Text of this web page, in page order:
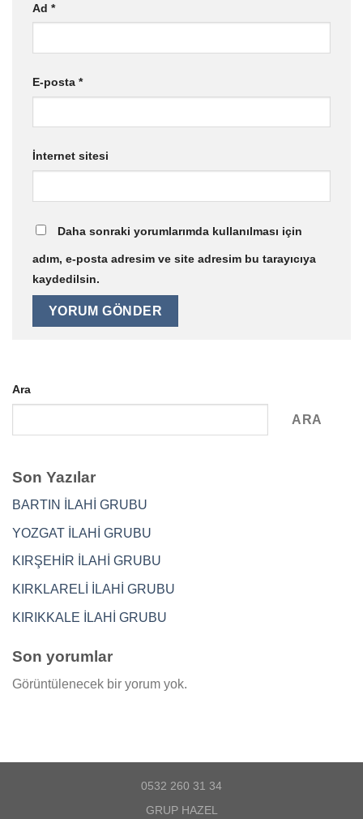
Ad *
E-posta *
İnternet sitesi
Daha sonraki yorumlarımda kullanılması için
adım, e-posta adresim ve site adresim bu tarayıcıya
kaydedilsin.
Ara
ARA
Son Yazılar
BARTIN İLAHİ GRUBU
YOZGAT İLAHİ GRUBU
KIRŞEHİR İLAHİ GRUBU
KIRKLARELİ İLAHİ GRUBU
KIRIKKALE İLAHİ GRUBU
Son yorumlar
Görüntülenecek bir yorum yok.
0532 260 31 34
GRUP HAZEL